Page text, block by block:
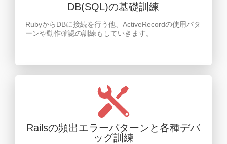
DB(SQL)の基礎訓練
RubyからDBに接続を行う他、ActiveRecordの使用パタ
ーンや動作確認の訓練もしていきます。
Railsの頻出エラーパターンと各種デバ
ッグ訓練